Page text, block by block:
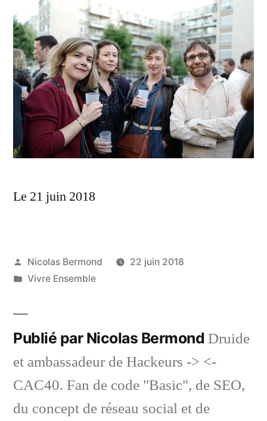
Le 21 juin 2018
Publié
par
Nicolas Bermond
22 juin 2018
Publié
Vivre Ensemble
Publié par Nicolas Bermond Druide
et ambassadeur de Hackeurs -> <-
CAC40. Fan de code "Basic", de SEO,
du concept de réseau social et de